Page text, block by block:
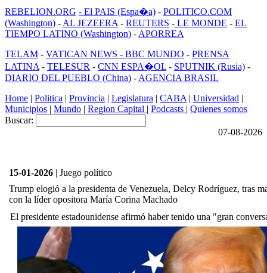
REBELION.ORG - El PAIS (Espa�a) - POLITICO.COM
(Washington) - AL JEZEERA - REUTERS - LE MONDE - EL
TIEMPO LATINO (Washington) - APORREA
TELAM - VATICAN NEWS - BBC MUNDO - PRENSA
LATINA - TELESUR - CNN ESPA�OL - SPUTNIK (Rusia) -
DIARIO DEL PUEBLO (China) - AGENCIA BRASIL
Home | Politica | Provincia | Legislatura | CABA | Universidad |
Municipios | Mundo | Region Capital | Podcasts | Quienes somos
Buscar:
07-08-2026
15-01-2026 | Juego político
Trump elogió a la presidenta de Venezuela, Delcy Rodríguez, tras
con la líder opositora María Corina Machado
El presidente estadounidense afirmó haber tenido una "gran